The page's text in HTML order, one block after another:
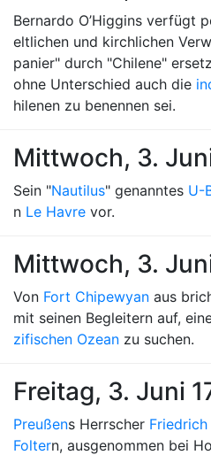
Bernardo O’Higgins verfügt
eltlichen und kirchlichen
panier" durch "Chilene"
ohne Unterschied auch die
hilenen zu benennen sei.
Mittwoch, 3.
Sein "Nautilus" genanntes U-
n Le Havre vor.
Mittwoch, 3.
Von Fort Chipewyan aus
mit seinen Begleitern auf,
zifischen Ozean zu suchen.
Freitag, 3. Juni
Preußens Herrscher
Foltern, ausgenommen bei